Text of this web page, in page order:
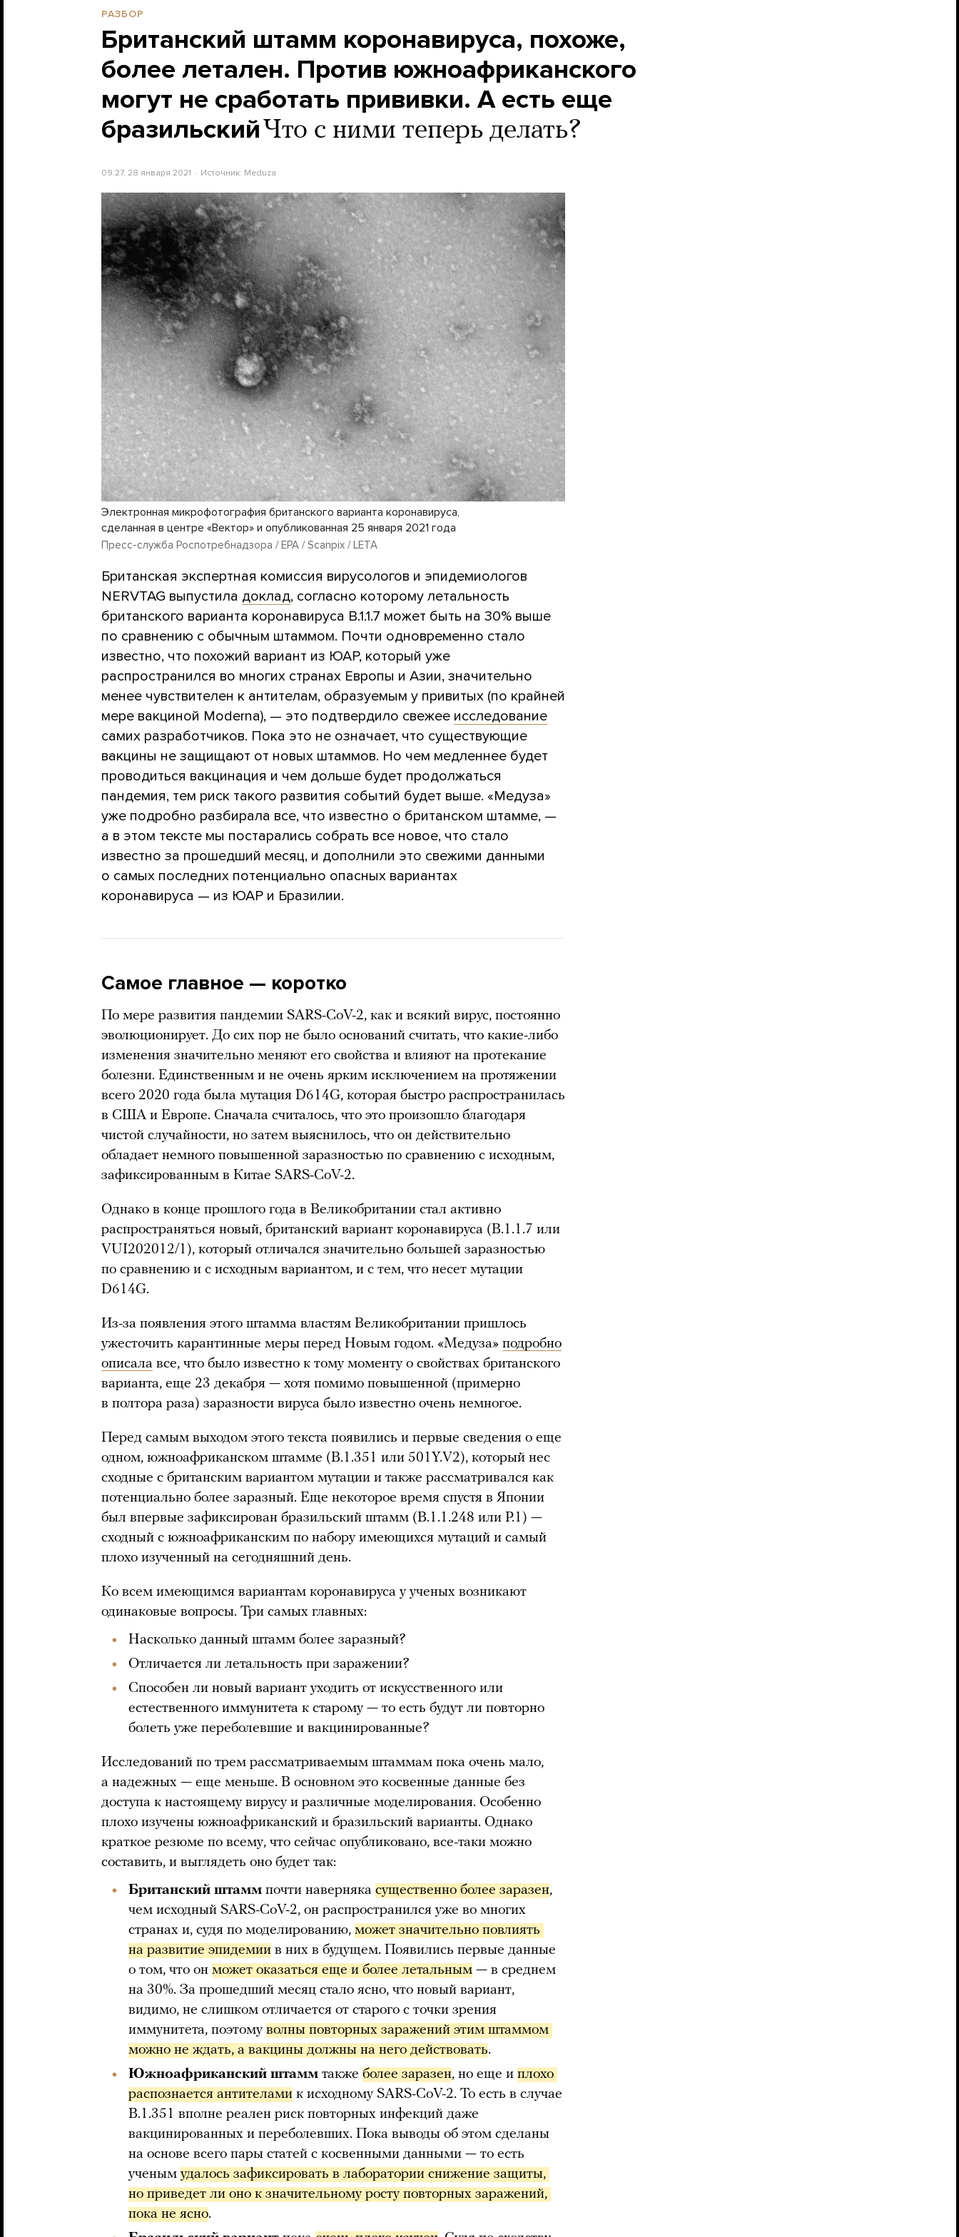
РАЗБОР
Британский штамм коронавируса, похоже,
более летален. Против южноафриканского
могут не сработать прививки. А есть еще
бразильский Что с ними теперь делать?
09:27, 28 января 2021 Источник: Meduza
Электронная микрофотография британского варианта коронавируса,
сделанная в центре «Вектор» и опубликованная 25 января 2021 года
Пресс-служба Роспотребнадзора / EPA / Scanpix / LETA
Британская экспертная комиссия вирусологов и эпидемиологов
NERVTAG выпустила доклад, согласно которому летальность
британского варианта коронавируса B.1.1.7 может быть на 30% выше
по сравнению с обычным штаммом. Почти одновременно стало
известно, что похожий вариант из ЮАР, который уже
распространился во многих странах Европы и Азии, значительно
менее чувствителен к антителам, образуемым у привитых (по крайней
мере вакциной Moderna), — это подтвердило свежее исследование
самих разработчиков. Пока это не означает, что существующие
вакцины не защищают от новых штаммов. Но чем медленнее будет
проводиться вакцинация и чем дольше будет продолжаться
пандемия, тем риск такого развития событий будет выше. «Медуза»
уже подробно разбирала все, что известно о британском штамме, —
а в этом тексте мы постарались собрать все новое, что стало
известно за прошедший месяц, и дополнили это свежими данными
о самых последних потенциально опасных вариантах
коронавируса — из ЮАР и Бразилии.
Самое главное — коротко
По мере развития пандемии SARS-CoV-2, как и всякий вирус, постоянно
эволюционирует. До сих пор не было оснований считать, что какие-либо
изменения значительно меняют его свойства и влияют на протекание
болезни. Единственным и не очень ярким исключением на протяжении
всего 2020 года была мутация D614G, которая быстро распространилась
в США и Европе. Сначала считалось, что это произошло благодаря
чистой случайности, но затем выяснилось, что он действительно
обладает немного повышенной заразностью по сравнению с исходным,
зафиксированным в Китае SARS-CoV-2.
Однако в конце прошлого года в Великобритании стал активно
распространяться новый, британский вариант коронавируса (B.1.1.7 или
VUI202012/1), который отличался значительно большей заразностью
по сравнению и с исходным вариантом, и с тем, что несет мутации
D614G.
Из-за появления этого штамма властям Великобритании пришлось
ужесточить карантинные меры перед Новым годом. «Медуза» подробно
описала все, что было известно к тому моменту о свойствах британского
варианта, еще 23 декабря — хотя помимо повышенной (примерно
в полтора раза) заразности вируса было известно очень немногое.
Перед самым выходом этого текста появились и первые сведения о еще
одном, южноафриканском штамме (B.1.351 или 501Y.V2), который нес
сходные с британским вариантом мутации и также рассматривался как
потенциально более заразный. Еще некоторое время спустя в Японии
был впервые зафиксирован бразильский штамм (B.1.1.248 или P.1) —
сходный с южноафриканским по набору имеющихся мутаций и самый
плохо изученный на сегодняшний день.
Ко всем имеющимся вариантам коронавируса у ученых возникают
одинаковые вопросы. Три самых главных:
Насколько данный штамм более заразный?
Отличается ли летальность при заражении?
Способен ли новый вариант уходить от искусственного или
естественного иммунитета к старому — то есть будут ли повторно
болеть уже переболевшие и вакцинированные?
Исследований по трем рассматриваемым штаммам пока очень мало,
а надежных — еще меньше. В основном это косвенные данные без
доступа к настоящему вирусу и различные моделирования. Особенно
плохо изучены южноафриканский и бразильский варианты. Однако
краткое резюме по всему, что сейчас опубликовано, все-таки можно
составить, и выглядеть оно будет так:
Британский штамм почти наверняка существенно более заразен,
чем исходный SARS-CoV-2, он распространился уже во многих
странах и, судя по моделированию, может значительно повлиять
на развитие эпидемии в них в будущем. Появились первые данные
о том, что он может оказаться еще и более летальным — в среднем
на 30%. За прошедший месяц стало ясно, что новый вариант,
видимо, не слишком отличается от старого с точки зрения
иммунитета, поэтому волны повторных заражений этим штаммом
можно не ждать, а вакцины должны на него действовать.
Южноафриканский штамм также более заразен, но еще и плохо
распознается антителами к исходному SARS-CoV-2. То есть в случае
B.1.351 вполне реален риск повторных инфекций даже
вакцинированных и переболевших. Пока выводы об этом сделаны
на основе всего пары статей с косвенными данными — то есть
ученым удалось зафиксировать в лаборатории снижение защиты,
но приведет ли оно к значительному росту повторных заражений,
пока не ясно.